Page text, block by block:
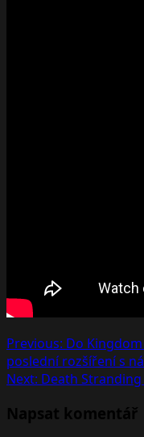
Post
navigation
Previous: Do
poslední rozšíření s
Next: Death
Napsat komentář